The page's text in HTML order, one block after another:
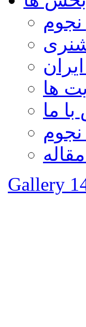
ها
ما
نجوم
Gallery